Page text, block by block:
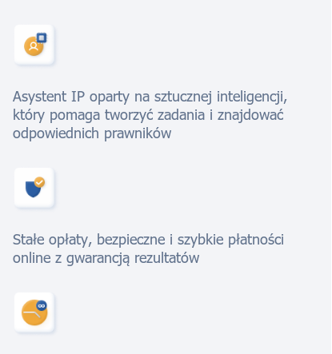
Asystent IP oparty na sztucznej inteligencji,
który pomaga tworzyć zadania i znajdować
odpowiednich prawników
Stałe opłaty, bezpieczne i szybkie płatności
online z gwarancją rezultatów